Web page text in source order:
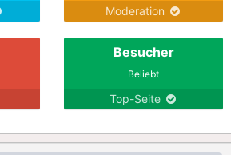
Moderation
Besucher
Beliebt
Top-Seite